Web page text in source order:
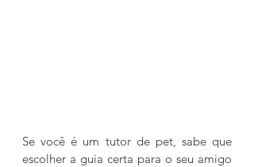
Se você é um tutor de pet, sabe que
escolher a guia certa para o seu amigo